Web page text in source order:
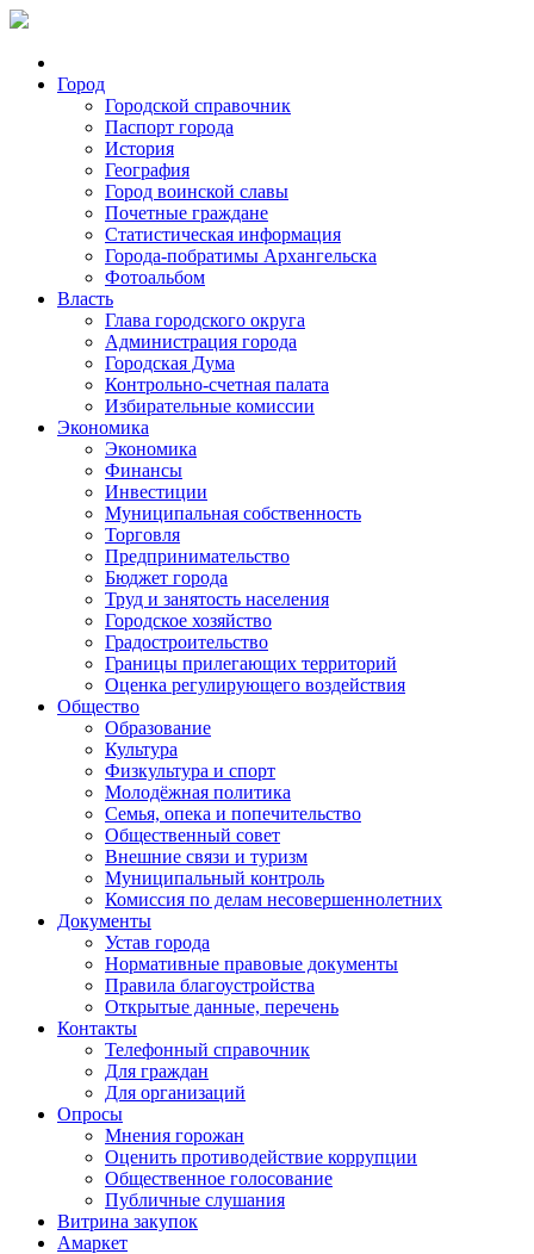
Город
Городской справочник
Паспорт города
История
География
Город воинской славы
Почетные граждане
Статистическая информация
Города-побратимы Архангельска
Фотоальбом
Власть
Глава городского округа
Администрация города
Городская Дума
Контрольно-счетная палата
Избирательные комиссии
Экономика
Экономика
Финансы
Инвестиции
Муниципальная собственность
Торговля
Предпринимательство
Бюджет города
Труд и занятость населения
Городское хозяйство
Градостроительство
Границы прилегающих территорий
Оценка регулирующего воздействия
Общество
Образование
Культура
Физкультура и спорт
Молодёжная политика
Семья, опека и попечительство
Общественный совет
Внешние связи и туризм
Муниципальный контроль
Комиссия по делам несовершеннолетних
Документы
Устав города
Нормативные правовые документы
Правила благоустройства
Открытые данные, перечень
Контакты
Телефонный справочник
Для граждан
Для организаций
Опросы
Мнения горожан
Оценить противодействие коррупции
Общественное голосование
Публичные слушания
Витрина закупок
Амаркет